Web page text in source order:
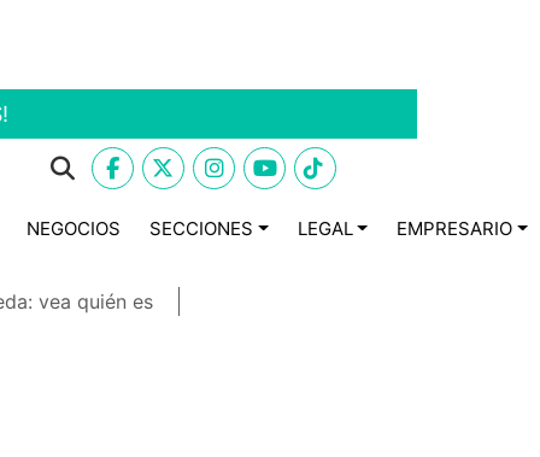
NEGOCIOS SECCIONES LEGAL EMPRESARIO
vea quién es